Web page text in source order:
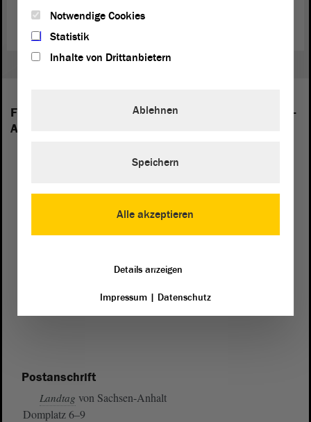
Folgende Fraktionen sind im Landtag von Sachsen-
Anhalt vertreten:
Postanschrift
Landtag von Sachsen-Anhalt
Domplatz 6–9
Notwendige Cookies
Statistik
Inhalte von Drittanbietern
Alle akzeptieren
Ablehnen
Speichern
Details anzeigen
Impressum| Datenschutz